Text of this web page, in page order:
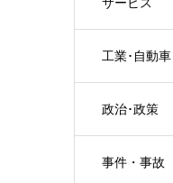
工業･自動車
政治･政策
事件・事故